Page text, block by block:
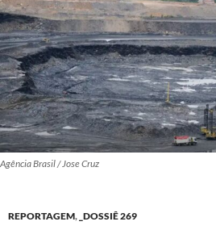
Agência Brasil / Jose Cruz
REPORTAGEM, _DOSSIÊ 269